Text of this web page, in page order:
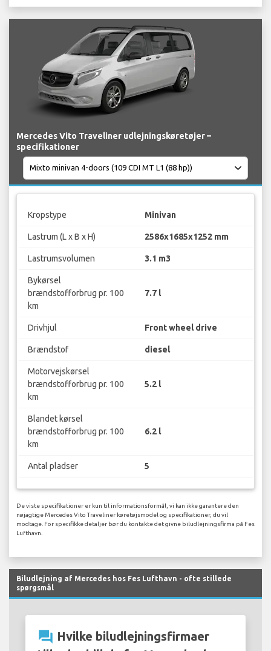
Mercedes Vito Traveliner udlejningskøretøjer –
specifikationer
Kropstype Minivan
Lastrum (L x B x H) 2586x1685x1252 mm
Lastrumsvolumen 3.1 m3
Bykørsel
brændstofforbrug pr. 100
km
7.7 l
Drivhjul Front wheel drive
Brændstof diesel
Motorvejskørsel
brændstofforbrug pr. 100
km
5.2 l
Blandet kørsel
brændstofforbrug pr. 100
km
6.2 l
Antal pladser 5
De viste specifikationer er kun til informationsformål, vi kan ikke garantere den
nøjagtige Mercedes Vito Traveliner køretøjsmodel og specifikationer, du vil
modtage. For specifikke detaljer bør du kontakte det givne biludlejningsfirma på Fes
Lufthavn.
Biludlejning af Mercedes hos Fes Lufthavn - ofte stillede
spørgsmål
question_answer Hvilke biludlejningsfirmaer